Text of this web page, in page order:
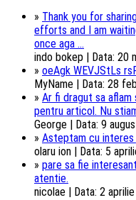
» Thank you for
efforts and I am
once aga ...
indo bokep | Data: 20
» oeAgk WEVJStLs
MyName | Data: 28
» Ar fi dragut sa
pentru articol. Nu
George | Data: 9
» Asteptam cu
olaru ion | Data: 5
» pare sa fie
atentie.
nicolae | Data: 2